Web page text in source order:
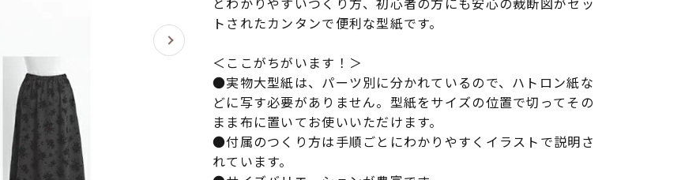
トされたカンタンで便利な型紙です。
＜ここがちがいます！＞
●実物大型紙は、パーツ別に分かれているので、ハトロン紙な
どに写す必要がありません。型紙をサイズの位置で切ってその
まま布に置いてお使いいただけます。
●付属のつくり方は手順ごとにわかりやすくイラストで説明さ
れています。